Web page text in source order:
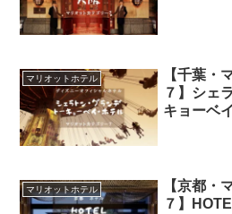
マリオットホテル
【千葉・
７】シェ
キョーベ
マリオットホテル
【京都・
７】